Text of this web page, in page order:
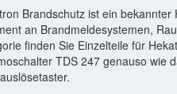
Brandschutz ist ein
an Brandmeldesystemen,
finden Sie Einzelteile für
TDS 247 genauso wie